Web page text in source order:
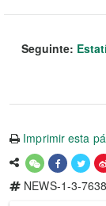
Seguinte:
Imprimir esta
NEWS-1-3-